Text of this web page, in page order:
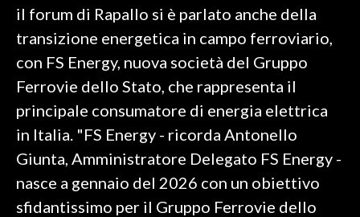
il forum di Rapallo si è parlato anche della
transizione energetica in campo ferroviario,
con FS Energy, nuova società del Gruppo
Ferrovie dello Stato, che rappresenta il
principale consumatore di energia elettrica
in Italia. "FS Energy - ricorda Antonello
Giunta, Amministratore Delegato FS Energy -
nasce a gennaio del 2026 con un obiettivo
sfidantissimo per il Gruppo Ferrovie dello